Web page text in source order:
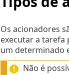
Os acionadores
executar a tarefa
um determinado
Não é